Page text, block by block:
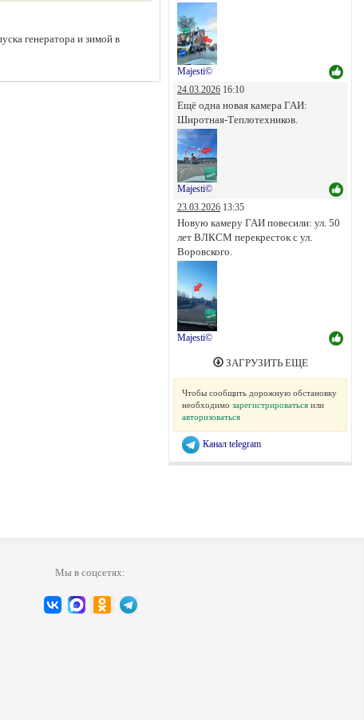
Majesti©
24.03.2026 16:10
Ещё одна новая камера ГАИ:
Широтная-Теплотехников.
Majesti©
23.03.2026 13:35
Новую камеру ГАИ повесили: ул. 50
лет ВЛКСМ перекресток с ул.
Воровского.
Majesti©
ЗАГРУЗИТЬ ЕЩЕ
Чтобы сообщить дорожную обстановку
необходимо зарегистрироваться или
авторизоваться
Канал telegram
генератора и зимой в
Мы в соцсетях: